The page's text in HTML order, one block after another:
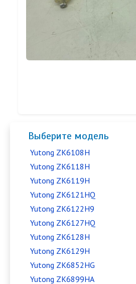
Выберите модель
Yutong ZK6108H
Yutong ZK6118H
Yutong ZK6119H
Yutong ZK6121HQ
Yutong ZK6122H9
Yutong ZK6127HQ
Yutong ZK6128H
Yutong ZK6129H
Yutong ZK6852HG
Yutong ZK6899HA